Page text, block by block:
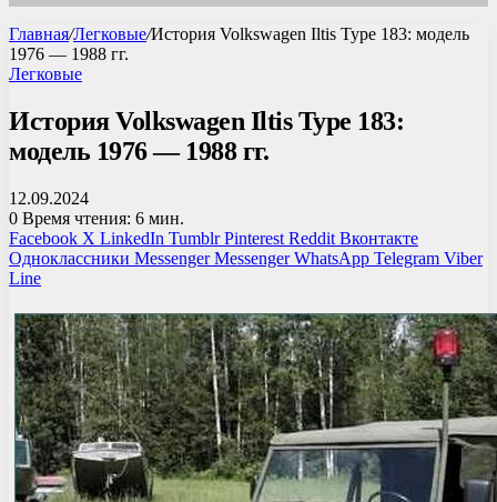
Главная/Легковые/История Volkswagen Iltis Type 183: модель
1976 — 1988 гг.
Легковые
История Volkswagen Iltis Type 183:
модель 1976 — 1988 гг.
12.09.2024
0 Время чтения: 6 мин.
Facebook X LinkedIn Tumblr Pinterest Reddit Вконтакте
Одноклассники Messenger Messenger WhatsApp Telegram Viber
Line